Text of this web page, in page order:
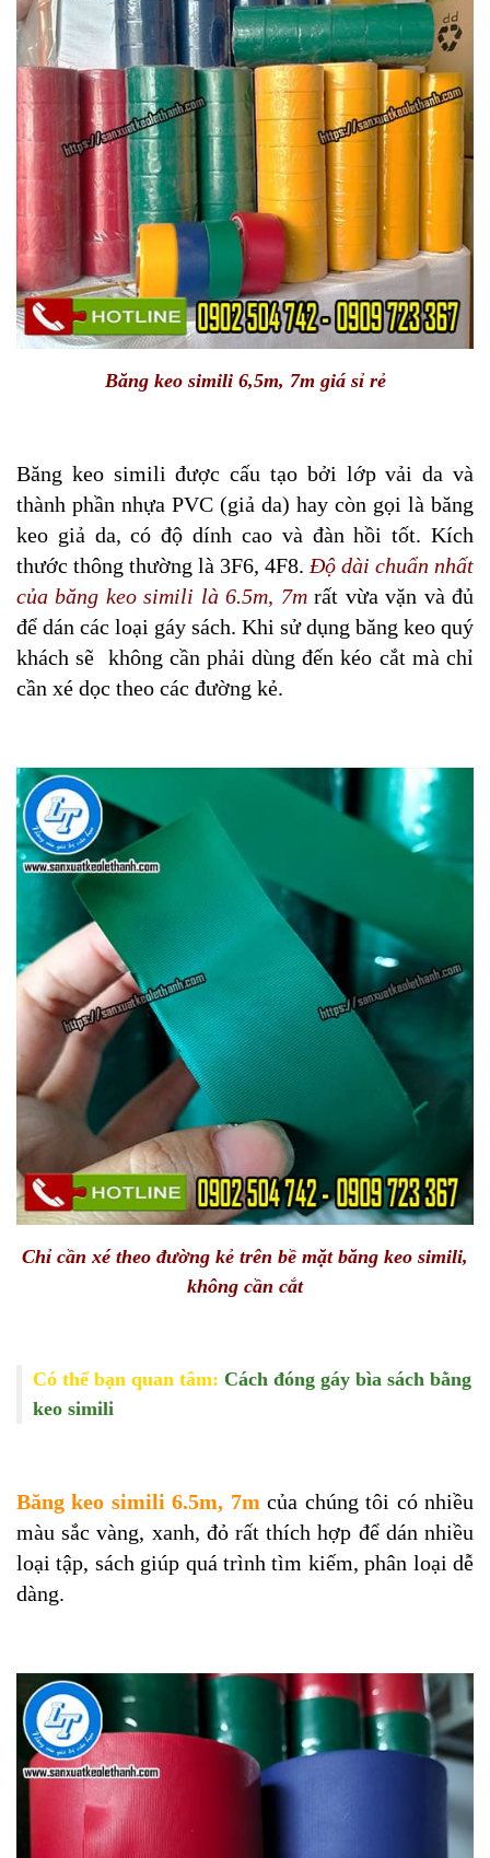
Băng keo simili 6,5m, 7m giá sỉ rẻ
Băng keo simili được cấu tạo bởi lớp vải da và
thành phần nhựa PVC (giả da) hay còn gọi là băng
keo giả da, có độ dính cao và đàn hồi tốt. Kích
thước thông thường là 3F6, 4F8. Độ dài chuẩn nhất
của băng keo simili là 6.5m, 7mrất vừa vặn và đủ
để dán các loại gáy sách. Khi sử dụng băng keo quý
khách sẽ không cần phải dùng đến kéo cắt mà chỉ
cần xé dọc theo các đường kẻ.
Chỉ cần xé theo đường kẻ trên bề mặt băng keo simili,
không cần cắt
Có thể bạn quan tâm: Cách đóng gáy bìa sách bằng
keo simili
Băng keo simili 6.5m, 7m của chúng tôi có nhiều
màu sắc vàng, xanh, đỏ rất thích hợp để dán nhiều
loại tập, sách giúp quá trình tìm kiếm, phân loại dễ
dàng.